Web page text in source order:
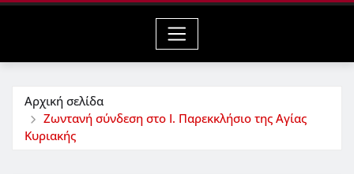
Αρχική σελίδα
Ζωντανή σύνδεση στο Ι. Παρεκκλήσιο της Αγίας
Κυριακής